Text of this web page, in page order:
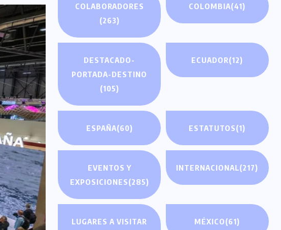
COLABORADORES
(263)
COLOMBIA(41)
DESTACADO-
PORTADA-DESTINO
(105)
ECUADOR(12)
ESPAÑA(60) ESTATUTOS(1)
EVENTOS Y
EXPOSICIONES(285)
INTERNACIONAL(217)
LUGARES A VISITAR
MÉXICO(61)